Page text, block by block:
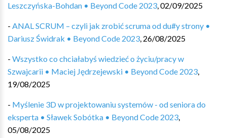
Leszczyńska-Bohdan • Beyond Code 2023,02/09/2025
- ANAL SCRUM – czyli jak zrobić scruma od du#y strony •
Dariusz Świdrak • Beyond Code 2023, 26/08/2025
- Wszystko co chciałabyś wiedzieć o życiu/pracy w
Szwajcarii • Maciej Jędrzejewski • Beyond Code 2023,
19/08/2025
- Myślenie 3D w projektowaniu systemów - od seniora do
eksperta • Sławek Sobótka • Beyond Code 2023,
05/08/2025